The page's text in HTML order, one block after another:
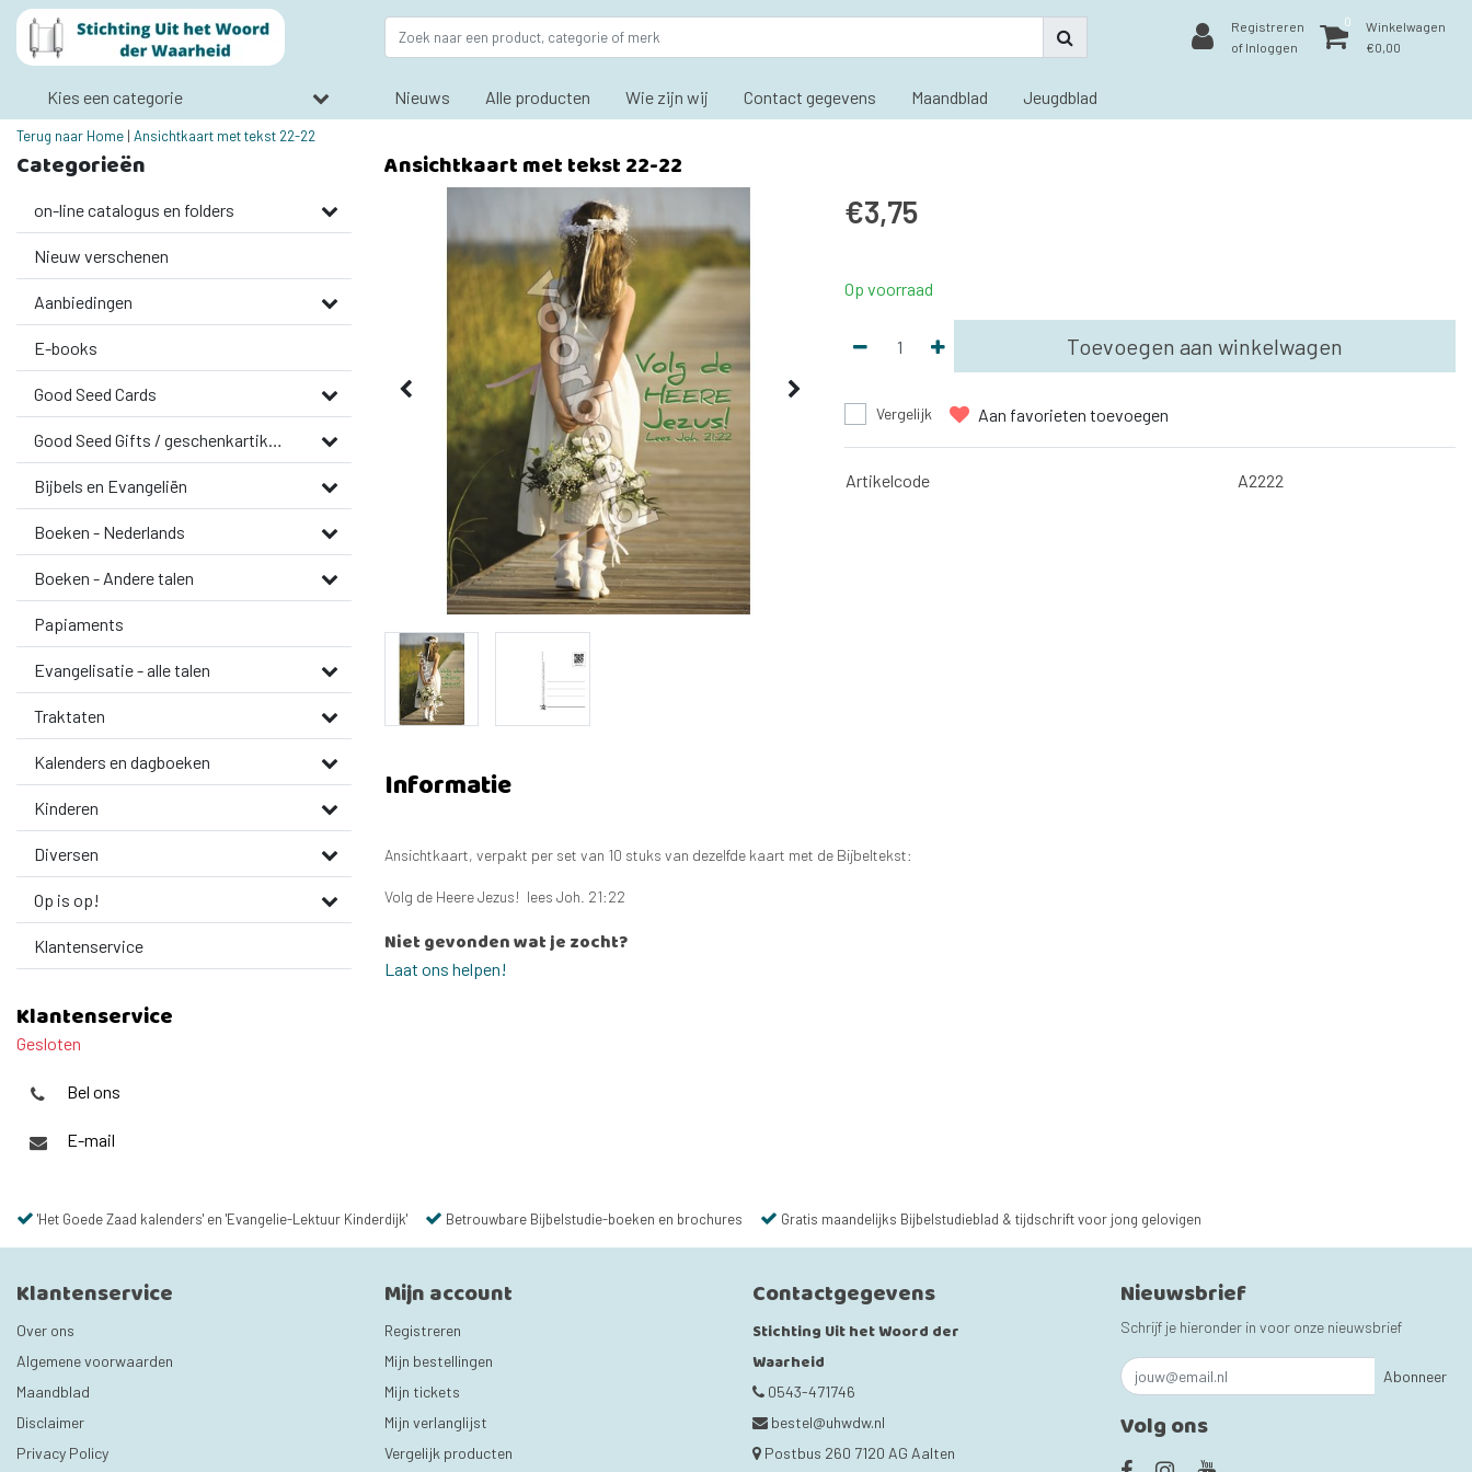
Registreren
of Inloggen
0
Winkelwagen
€0,00
Kies een categorie Nieuws Alle producten Wie zijn wij Contact gegevens Maandblad Jeugdblad
Terug naar Home | Ansichtkaart met tekst 22-22
Categorieën
on-line catalogus en folders
Nieuw verschenen
Aanbiedingen
E-books
Good Seed Cards
Good Seed Gifts / geschenkartikelen
Bijbels en Evangeliën
Boeken - Nederlands
Boeken - Andere talen
Papiaments
Evangelisatie - alle talen
Traktaten
Kalenders en dagboeken
Kinderen
Diversen
Op is op!
Klantenservice
Klantenservice
Gesloten
Bel ons
E-mail
Ansichtkaart met tekst 22-22
€3,75
Op voorraad
Toevoegen aan winkelwagen
Vergelijk Aan favorieten toevoegen
Artikelcode A2222
Informatie
Ansichtkaart, verpakt per set van 10 stuks van dezelfde kaart met de Bijbeltekst:
Volg de Heere Jezus! lees Joh. 21:22
Niet gevonden wat je zocht?
Laat ons helpen!
'Het Goede Zaad kalenders' en 'Evangelie-Lektuur Kinderdijk' Betrouwbare Bijbelstudie-boeken en brochures Gratis maandelijks Bijbelstudieblad & tijdschrift voor jong gelovigen
Klantenservice
Over ons
Algemene voorwaarden
Maandblad
Disclaimer
Privacy Policy
Mijn account
Registreren
Mijn bestellingen
Mijn tickets
Mijn verlanglijst
Vergelijk producten
Contactgegevens
Stichting Uit het Woord der
Waarheid
0543-471746
bestel@uhwdw.nl
Postbus 260 7120 AG Aalten
Nieuwsbrief
Schrijf je hieronder in voor onze nieuwsbrief
Abonneer
Volg ons